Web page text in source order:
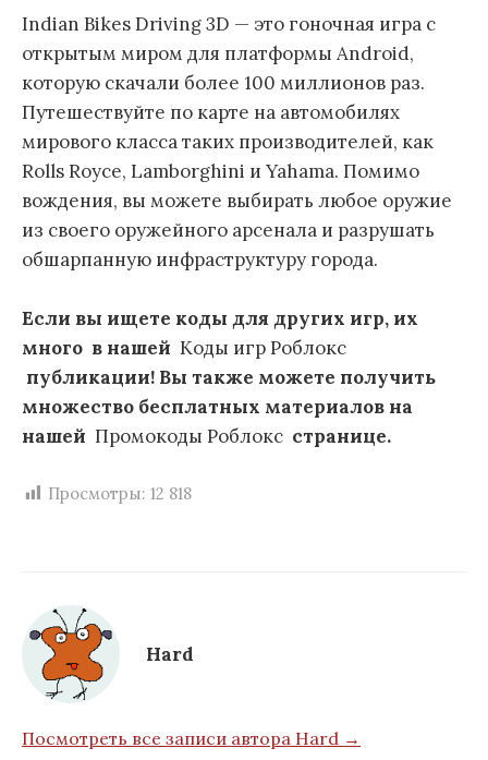
Indian Bikes Driving 3D — это гоночная игра с
открытым миром для платформы Android,
которую скачали более 100 миллионов раз.
Путешествуйте по карте на автомобилях
мирового класса таких производителей, как
Rolls Royce, Lamborghini и Yahama. Помимо
вождения, вы можете выбирать любое оружие
из своего оружейного арсенала и разрушать
обшарпанную инфраструктуру города.
Если вы ищете коды для других игр, их
много в нашей Коды игр Роблокс
публикации! Вы также можете получить
множество бесплатных материалов на
нашей Промокоды Роблокс странице.
Просмотры: 12 818
Hard
Посмотреть все записи автора Hard →